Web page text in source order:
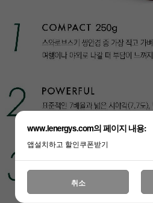
www.lenergys.com의 페이지 내용:
앱설치하고 할인쿠폰받기
취소